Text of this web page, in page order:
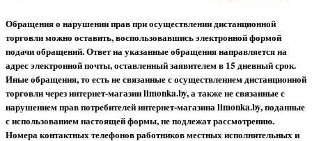
Обращения о нарушении прав при осуществлении дистанционной
торговли можно оставить, воспользовавшись электронной формой
подачи обращений. Ответ на указанные обращения направляется на
адрес электронной почты, оставленный заявителем в 15 дневный срок.
Иные обращения, то есть не связанные с осуществлением дистанционной
торговли через интернет-магазин limonka.by, а также не связанные с
нарушением прав потребителей интернет-магазина limonka.by, поданные
с использованием настоящей формы, не подлежат рассмотрению.
Номера контактных телефонов работников местных исполнительных и